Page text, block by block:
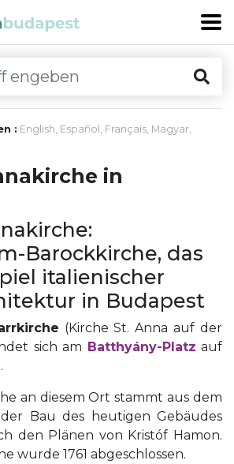
: English, Español , Français, Magyar,
in
Barockkirche, das
italienischer
in Budapest
(Kirche St. Anna auf der
sich am Batthyány-Platz auf
an diesem Ort stammt aus dem
Bau des heutigen Gebäudes
den Plänen von Kristóf Hamon.
wurde 1761 abgeschlossen.